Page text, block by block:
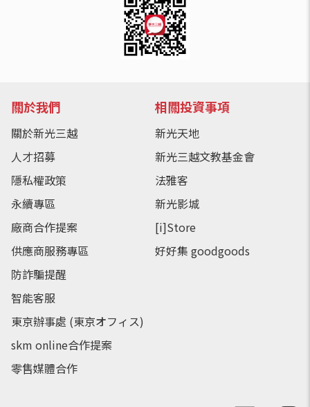
關於我們
關於新光三越
人才招募
隱私權政策
永續專區
廠商合作提案
供應商服務專區
防詐騙提醒
智能客服
東京辦事處 (東京オフィス)
skm online合作提案
零售媒體合作
相關投資事項
新光天地
新光三越文教基金會
法雅客
新光影城
[i]Store
好好集 goodgoods